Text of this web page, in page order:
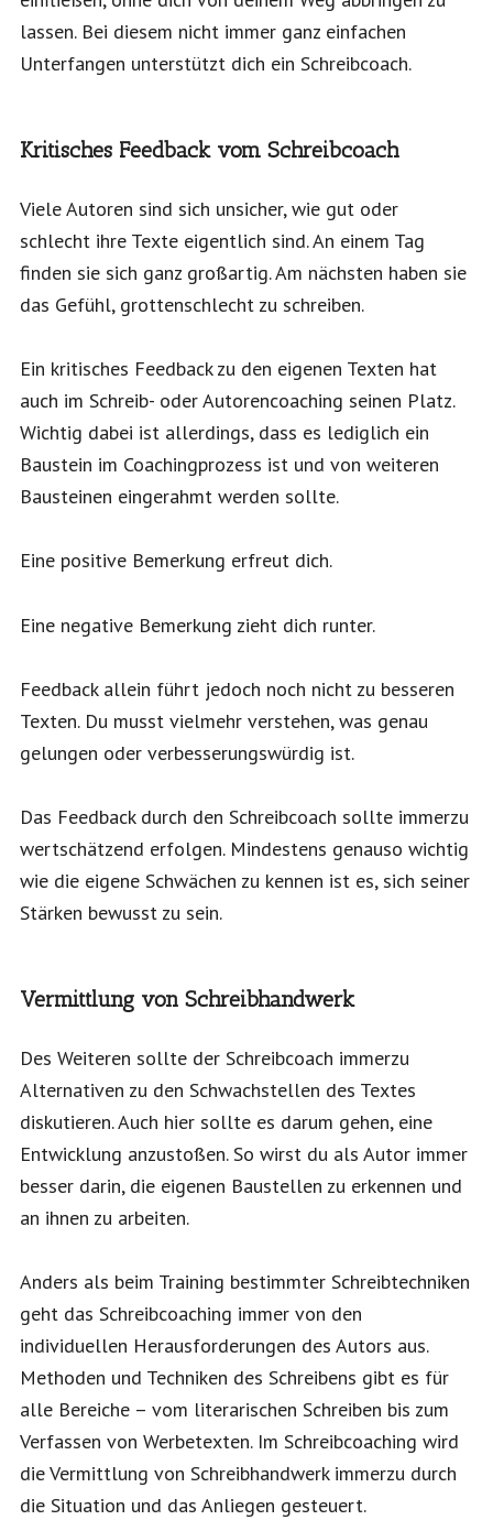
lassen. Bei diesem nicht immer ganz einfachen
Unterfangen unterstützt dich ein Schreibcoach.
Kritisches Feedback vom Schreibcoach
Viele Autoren sind sich unsicher, wie gut oder
schlecht ihre Texte eigentlich sind. An einem Tag
finden sie sich ganz großartig. Am nächsten haben sie
das Gefühl, grottenschlecht zu schreiben.
Ein kritisches Feedback zu den eigenen Texten hat
auch im Schreib- oder Autorencoaching seinen Platz.
Wichtig dabei ist allerdings, dass es lediglich ein
Baustein im Coachingprozess ist und von weiteren
Bausteinen eingerahmt werden sollte.
Eine positive Bemerkung erfreut dich.
Eine negative Bemerkung zieht dich runter.
Feedback allein führt jedoch noch nicht zu besseren
Texten. Du musst vielmehr verstehen, was genau
gelungen oder verbesserungswürdig ist.
Das Feedback durch den Schreibcoach sollte immerzu
wertschätzend erfolgen. Mindestens genauso wichtig
wie die eigene Schwächen zu kennen ist es, sich seiner
Stärken bewusst zu sein.
Vermittlung von Schreibhandwerk
Des Weiteren sollte der Schreibcoach immerzu
Alternativen zu den Schwachstellen des Textes
diskutieren. Auch hier sollte es darum gehen, eine
Entwicklung anzustoßen. So wirst du als Autor immer
besser darin, die eigenen Baustellen zu erkennen und
an ihnen zu arbeiten.
Anders als beim Training bestimmter Schreibtechniken
geht das Schreibcoaching immer von den
individuellen Herausforderungen des Autors aus.
Methoden und Techniken des Schreibens gibt es für
alle Bereiche – vom literarischen Schreiben bis zum
Verfassen von Werbetexten. Im Schreibcoaching wird
die Vermittlung von Schreibhandwerk immerzu durch
die Situation und das Anliegen gesteuert.